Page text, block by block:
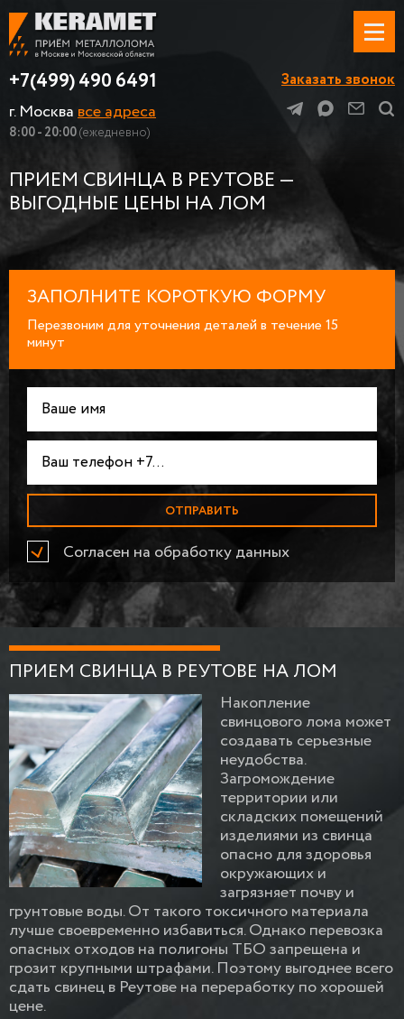
+7(499) 490 6491
г. Москвавсе адреса
8:00 - 20:00(ежедневно)
Заказать звонок
ПРИЕМ СВИНЦА В РЕУТОВЕ —
ВЫГОДНЫЕ ЦЕНЫ НА ЛОМ
ЗАПОЛНИТЕ КОРОТКУЮ ФОРМУ
Перезвоним для уточнения деталей в течение 15
минут
Согласен на обработку данных
ПРИЕМ СВИНЦА В РЕУТОВЕ НА ЛОМ
Накопление
свинцового лома может
создавать серьезные
неудобства.
Загромождение
территории или
складских помещений
изделиями из свинца
опасно для здоровья
окружающих и
загрязняет почву и
грунтовые воды. От такого токсичного материала
лучше своевременно избавиться. Однако перевозка
опасных отходов на полигоны ТБО запрещена и
грозит крупными штрафами. Поэтому выгоднее всего
сдать свинец в Реутове на переработку по хорошей
цене.